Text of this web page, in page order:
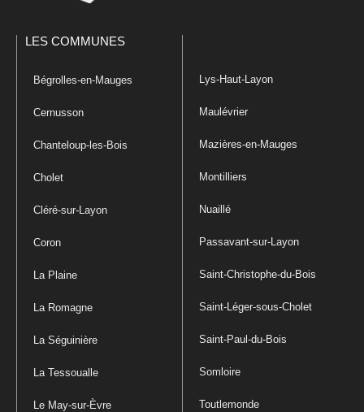
LES COMMUNES
Bégrolles-en-Mauges
Cernusson
Chanteloup-les-Bois
Cholet
Cléré-sur-Layon
Coron
La Plaine
La Romagne
La Séguinière
La Tessoualle
Le May-sur-Èvre
Lys-Haut-Layon
Maulévrier
Mazières-en-Mauges
Montilliers
Nuaillé
Passavant-sur-Layon
Saint-Christophe-du-Bois
Saint-Léger-sous-Cholet
Saint-Paul-du-Bois
Somloire
Toutlemonde